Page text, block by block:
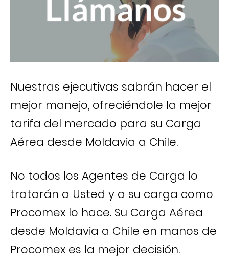
Nuestras ejecutivas sabrán hacer el
mejor manejo, ofreciéndole la mejor
tarifa del mercado para su Carga
Aérea desde Moldavia a Chile.
No todos los Agentes de Carga lo
tratarán a Usted y a su carga como
Procomex lo hace. Su Carga Aérea
desde Moldavia a Chile en manos de
Procomex es la mejor decisión.